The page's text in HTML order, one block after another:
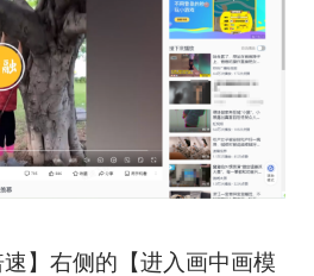
】右侧的【进入画中画模